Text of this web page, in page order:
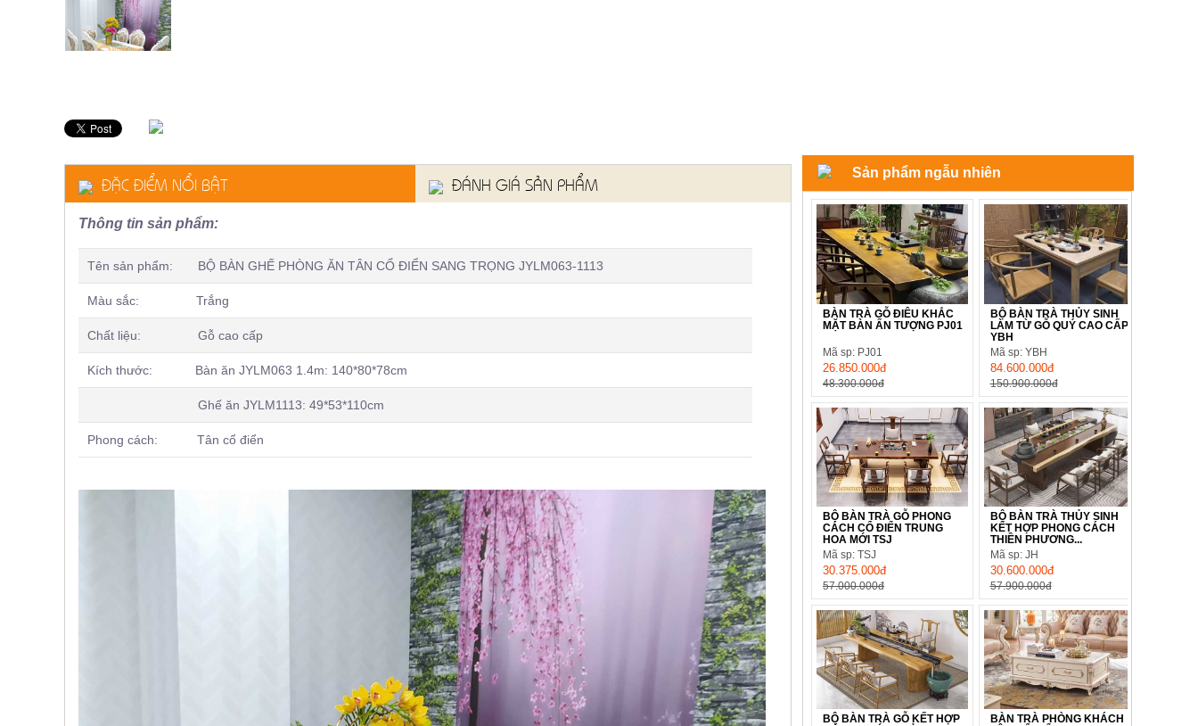
ĐẶC ĐIỂM NỔI BẬT ĐÁNH GIÁ SẢN PHẨM
Thông tin sản phẩm:
Tên sản phẩm: BỘ BÀN GHẾ PHÒNG ĂN TÂN CỔ ĐIỂN SANG TRỌNG JYLM063-1113
Màu sắc: Trắng
Chất liệu: Gỗ cao cấp
Kích thước: Bàn ăn JYLM063 1.4m: 140*80*78cm
Ghế ăn JYLM1113: 49*53*110cm
Phong cách: Tân cổ điển
Sản phẩm ngẫu nhiên
BÀN TRÀ GỖ ĐIÊU KHẮC
MẶT BÀN ẤN TƯỢNG PJ01
Mã sp: PJ01
26.850.000đ
48.300.000đ
BỘ BÀN TRÀ THỦY SINH
LÀM TỪ GỖ QUÝ CAO CẤP
YBH
Mã sp: YBH
84.600.000đ
150.900.000đ
BỘ BÀN TRÀ GỖ PHONG
CÁCH CỔ ĐIỂN TRUNG
HOA MỚI TSJ
Mã sp: TSJ
30.375.000đ
57.000.000đ
BỘ BÀN TRÀ THỦY SINH
KẾT HỢP PHONG CÁCH
THIỀN PHƯƠNG...
Mã sp: JH
30.600.000đ
57.900.000đ
BỘ BÀN TRÀ GỖ KẾT HỢP
BÀN TRÀ PHÒNG KHÁCH